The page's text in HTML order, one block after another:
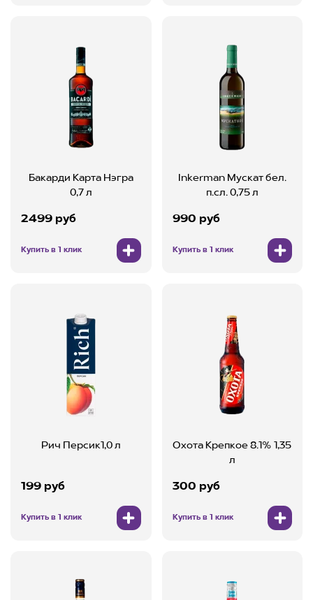
Бакарди Карта Нэгра
0,7 л
2499 руб
Купить в 1 клик
Inkerman Мускат бел.
п.сл. 0,75 л
990 руб
Купить в 1 клик
Рич Персик1,0 л
199 руб
Купить в 1 клик
Охота Крепкое 8.1% 1,35
л
300 руб
Купить в 1 клик